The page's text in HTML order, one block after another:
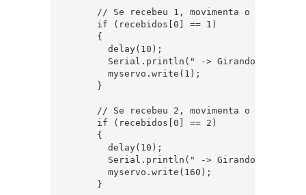
// Se recebeu 1, movimenta o servo
      if (recebidos[0] == 1)
      {
        delay(10);
Serial.println(" -> Girando motor
        myservo.write(1);
      }
// Se recebeu 2, movimenta o servo
      if (recebidos[0] == 2)
      {
        delay(10);
Serial.println(" -> Girando motor
        myservo.write(160);
      }